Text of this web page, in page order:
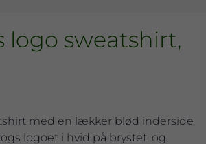
logo sweatshirt,
med en lækker blød inderside
logoet i hvid på brystet, og